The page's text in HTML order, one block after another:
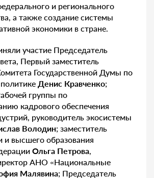
и регионального
а также создание системы
экономики в стране.
участие Председатель
Первый заместитель
Государственной Думы по
Денис Кравченко;
группы по
кадрового обеспечения
руководитель экосистемы
Володин; заместитель
и высшего образования
Ольга Петрова
АНО «Национальные
Малявина; Председатель